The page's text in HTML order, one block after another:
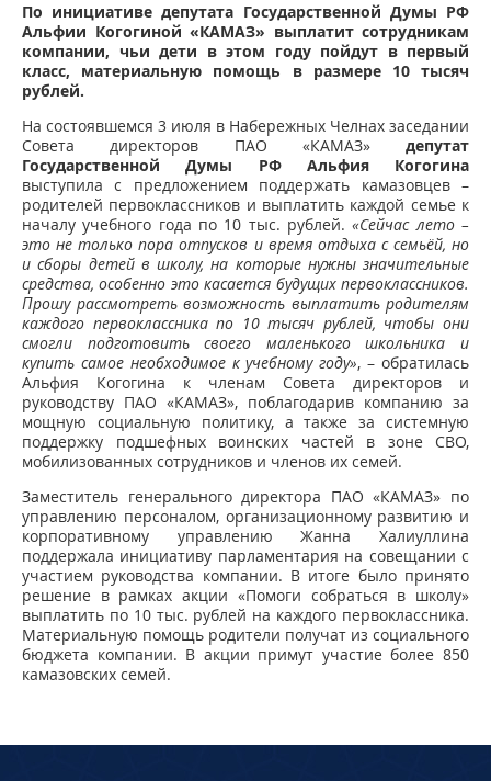
КОНТАКТНАЯ ИНФОРМАЦИЯ
По инициативе депутата Государственной Думы РФ
Альфии Когогиной «КАМАЗ» выплатит сотрудникам
компании, чьи дети в этом году пойдут в первый
класс, материальную помощь в размере 10 тысяч
рублей.
На состоявшемся 3 июля в Набережных Челнах заседании
Совета директоров ПАО «КАМАЗ» депутат
Государственной Думы РФ Альфия Когогина
выступила с предложением поддержать камазовцев –
родителей первоклассников и выплатить каждой семье к
началу учебного года по 10 тыс. рублей.«Сейчас лето –
это не только пора отпусков и время отдыха с семьёй, но
и сборы детей в школу, на которые нужны значительные
средства, особенно это касается будущих первоклассников.
Прошу рассмотреть возможность выплатить родителям
каждого первоклассника по 10 тысяч рублей, чтобы они
смогли подготовить своего маленького школьника и
купить самое необходимое к учебному году», – обратилась
Альфия Когогина к членам Совета директоров и
руководству ПАО «КАМАЗ», поблагодарив компанию за
мощную социальную политику, а также за системную
поддержку подшефных воинских частей в зоне СВО,
мобилизованных сотрудников и членов их семей.
Заместитель генерального директора ПАО «КАМАЗ» по
управлению персоналом, организационному развитию и
корпоративному управлению Жанна Халиуллина
поддержала инициативу парламентария на совещании с
участием руководства компании. В итоге было принято
решение в рамках акции «Помоги собраться в школу»
выплатить по 10 тыс. рублей на каждого первоклассника.
Материальную помощь родители получат из социального
бюджета компании. В акции примут участие более 850
камазовских семей.